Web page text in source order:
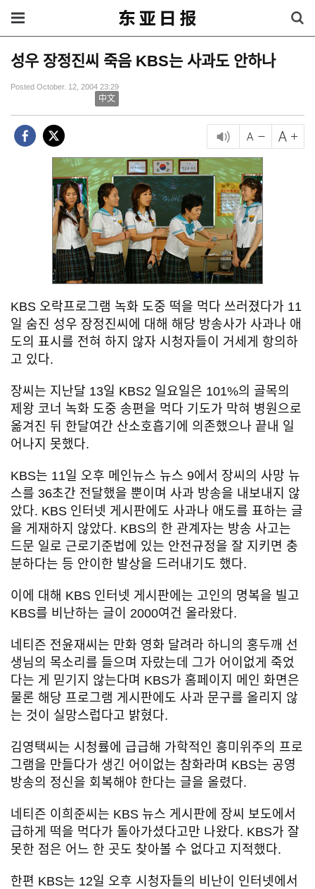
성우 장정진씨 죽음 KBS는 사과도 안하나
Posted October. 12, 2004 23:29
中文
KBS 오락프로그램 녹화 도중 떡을 먹다 쓰러졌다가 11
일 숨진 성우 장정진씨에 대해 해당 방송사가 사과나 애
도의 표시를 전혀 하지 않자 시청자들이 거세게 항의하
고 있다.
장씨는 지난달 13일 KBS2 일요일은 101%의 골목의
제왕 코너 녹화 도중 송편을 먹다 기도가 막혀 병원으로
옮겨진 뒤 한달여간 산소호흡기에 의존했으나 끝내 일
어나지 못했다.
KBS는 11일 오후 메인뉴스 뉴스 9에서 장씨의 사망 뉴
스를 36초간 전달했을 뿐이며 사과 방송을 내보내지 않
았다. KBS 인터넷 게시판에도 사과나 애도를 표하는 글
을 게재하지 않았다. KBS의 한 관계자는 방송 사고는
드문 일로 근로기준법에 있는 안전규정을 잘 지키면 충
분하다는 등 안이한 발상을 드러내기도 했다.
이에 대해 KBS 인터넷 게시판에는 고인의 명복을 빌고
KBS를 비난하는 글이 2000여건 올라왔다.
네티즌 전윤재씨는 만화 영화 달려라 하니의 홍두깨 선
생님의 목소리를 들으며 자랐는데 그가 어이없게 죽었
다는 게 믿기지 않는다며 KBS가 홈페이지 메인 화면은
물론 해당 프로그램 게시판에도 사과 문구를 올리지 않
는 것이 실망스럽다고 밝혔다.
김영택씨는 시청률에 급급해 가학적인 흥미위주의 프로
그램을 만들다가 생긴 어이없는 참화라며 KBS는 공영
방송의 정신을 회복해야 한다는 글을 올렸다.
네티즌 이희준씨는 KBS 뉴스 게시판에 장씨 보도에서
급하게 떡을 먹다가 돌아가셨다고만 나왔다. KBS가 잘
못한 점은 어느 한 곳도 찾아볼 수 없다고 지적했다.
한편 KBS는 12일 오후 시청자들의 비난이 인터넷에서